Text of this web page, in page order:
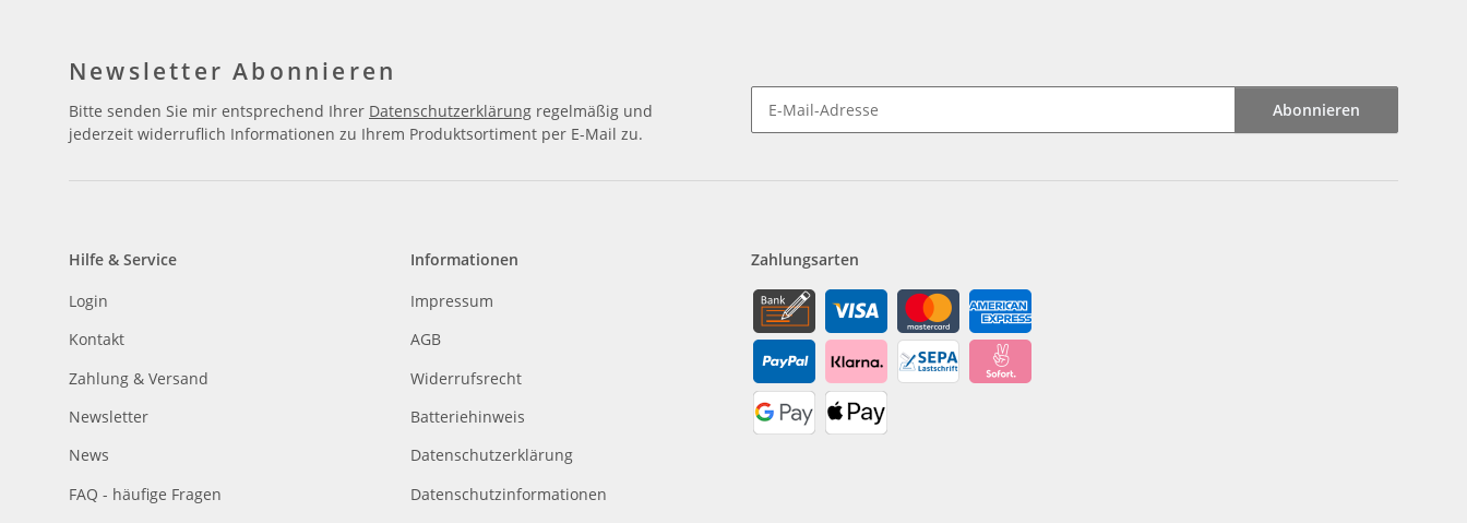
Newsletter Abonnieren
Bitte senden Sie mir entsprechend Ihrer Datenschutzerklärung regelmäßig und
jederzeit widerruflich Informationen zu Ihrem Produktsortiment per E-Mail zu.
Abonnieren
Hilfe & Service
Login
Kontakt
Zahlung & Versand
Newsletter
News
FAQ - häufige Fragen
Informationen
Impressum
AGB
Widerrufsrecht
Batteriehinweis
Datenschutzerklärung
Datenschutzinformationen
Zahlungsarten